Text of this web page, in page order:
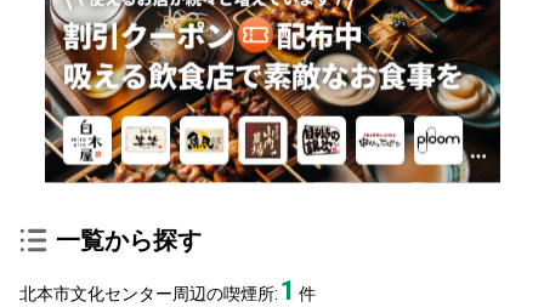
一覧から探す
北本市文化センター周辺の喫煙所: 1 件